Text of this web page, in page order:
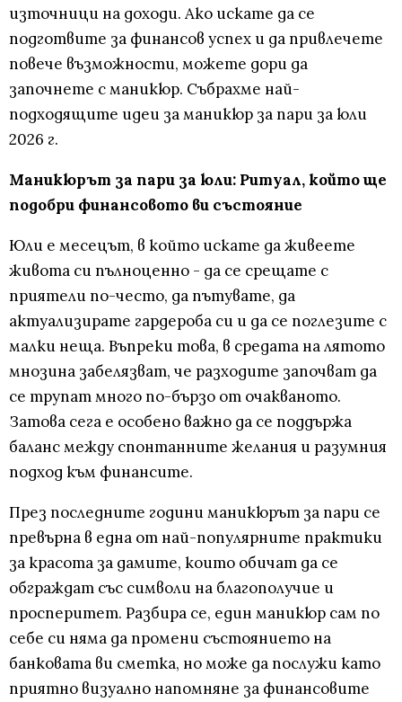
източници на доходи. Ако искате да се
подготвите за финансов успех и да привлечете
повече възможности, можете дори да
започнете с маникюр. Събрахме най-
подходящите идеи за маникюр за пари за юли
2026 г.
Маникюрът за пари за юли: Ритуал, който ще
подобри финансовото ви състояние
Юли е месецът, в който искате да живеете
живота си пълноценно - да се срещате с
приятели по-често, да пътувате, да
актуализирате гардероба си и да се поглезите с
малки неща. Въпреки това, в средата на лятото
мнозина забелязват, че разходите започват да
се трупат много по-бързо от очакваното.
Затова сега е особено важно да се поддържа
баланс между спонтанните желания и разумния
подход към финансите.
През последните години маникюрът за пари се
превърна в една от най-популярните практики
за красота за дамите, които обичат да се
обграждат със символи на благополучие и
просперитет. Разбира се, един маникюр сам по
себе си няма да промени състоянието на
банковата ви сметка, но може да послужи като
приятно визуално напомняне за финансовите